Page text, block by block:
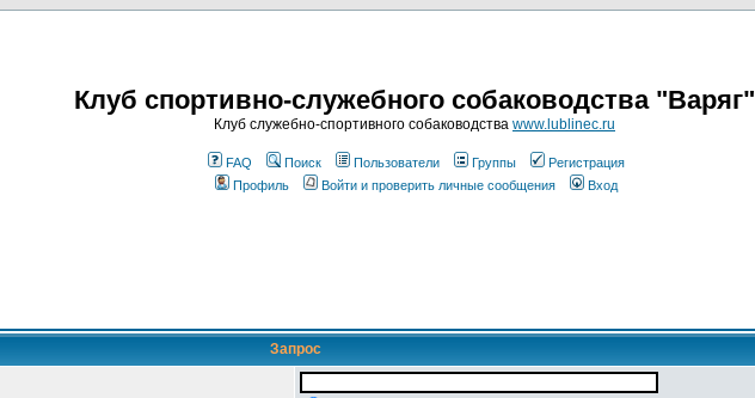
Клуб спортивно-служебного собаководства "Варяг"
Клуб служебно-спортивного собаководства www.lublinec.ru
FAQ Поиск Пользователи Группы
Регистрация
Профиль
Войти и проверить личные сообщения Вход
Запрос